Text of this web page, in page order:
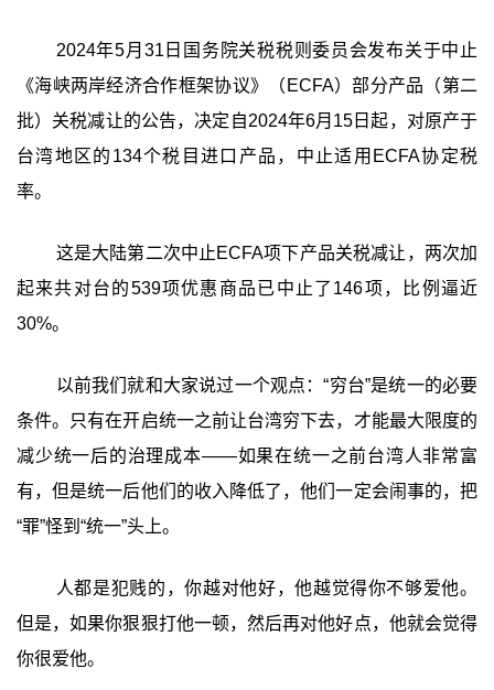
2024年5月31日国务院关税税则委员会发布关于中止
《海峡两岸经济合作框架协议》（ECFA）部分产品（第二
批）关税减让的公告，决定自2024年6月15日起，对原产于
台湾地区的134个税目进口产品，中止适用ECFA协定税
率。
这是大陆第二次中止ECFA项下产品关税减让，两次加
起来共对台的539项优惠商品已中止了146项，比例逼近
30%。
以前我们就和大家说过一个观点：“穷台”是统一的必要
条件。只有在开启统一之前让台湾穷下去，才能最大限度的
减少统一后的治理成本——如果在统一之前台湾人非常富
有，但是统一后他们的收入降低了，他们一定会闹事的，把
“罪”怪到“统一”头上。
人都是犯贱的，你越对他好，他越觉得你不够爱他。
但是，如果你狠狠打他一顿，然后再对他好点，他就会觉得
你很爱他。